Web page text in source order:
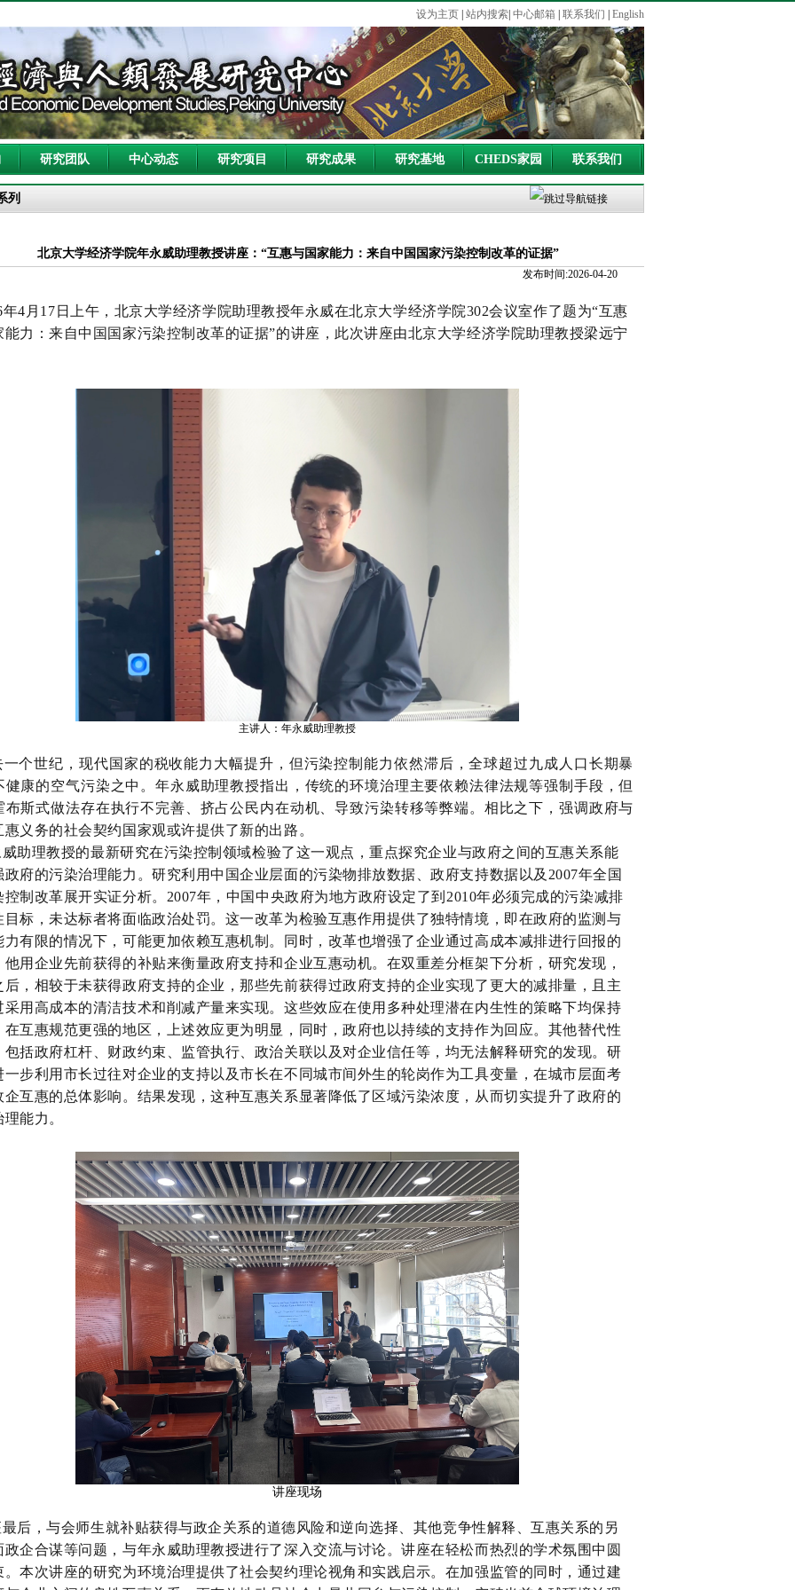
设为主页 站内搜索 中心邮箱 联系我们 English
研究团队 中心动态 研究项目 研究成果 研究基地 CHEDS家园 联系我们
列
北京大学经济学院年永威助理教授讲座：“互惠与国家能力：来自中国国家污染控制改革的证据”
发布时间:2026-04-20
4月17日上午，北京大学经济学院助理教授年永威在北京大学经济学院302会议室作了题为“互惠
能力：来自中国国家污染控制改革的证据”的讲座，此次讲座由北京大学经济学院助理教授梁远宁
主讲人：年永威助理教授
个世纪，现代国家的税收能力大幅提升，但污染控制能力依然滞后，全球超过九成人口长期暴
健康的空气污染之中。年永威助理教授指出，传统的环境治理主要依赖法律法规等强制手段，但
布斯式做法存在执行不完善、挤占公民内在动机、导致污染转移等弊端。相比之下，强调政府与
惠义务的社会契约国家观或许提供了新的出路。
助理教授的最新研究在污染控制领域检验了这一观点，重点探究企业与政府之间的互惠关系能
政府的污染治理能力。研究利用中国企业层面的污染物排放数据、政府支持数据以及2007年全国
控制改革展开实证分析。2007年，中国中央政府为地方政府设定了到2010年必须完成的污染减排
目标，未达标者将面临政治处罚。这一改革为检验互惠作用提供了独特情境，即在政府的监测与
力有限的情况下，可能更加依赖互惠机制。同时，改革也增强了企业通过高成本减排进行回报的
他用企业先前获得的补贴来衡量政府支持和企业互惠动机。在双重差分框架下分析，研究发现，
后，相较于未获得政府支持的企业，那些先前获得过政府支持的企业实现了更大的减排量，且主
采用高成本的清洁技术和削减产量来实现。这些效应在使用多种处理潜在内生性的策略下均保持
在互惠规范更强的地区，上述效应更为明显，同时，政府也以持续的支持作为回应。其他替代性
包括政府杠杆、财政约束、监管执行、政治关联以及对企业信任等，均无法解释研究的发现。研
一步利用市长过往对企业的支持以及市长在不同城市间外生的轮岗作为工具变量，在城市层面考
企互惠的总体影响。结果发现，这种互惠关系显著降低了区域污染浓度，从而切实提升了政府的
能力。
讲座现场
后，与会师生就补贴获得与政企关系的道德风险和逆向选择、其他竞争性解释、互惠关系的另
政企合谋等问题，与年永威助理教授进行了深入交流与讨论。讲座在轻松而热烈的学术氛围中圆
。本次讲座的研究为环境治理提供了社会契约理论视角和实践启示。在加强监管的同时，通过建